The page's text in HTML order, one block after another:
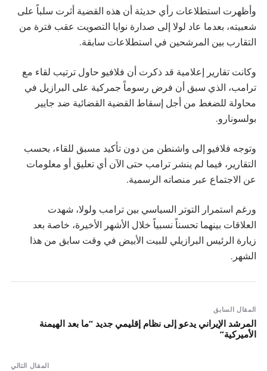
وأظهرت استطلاعات رأي حديثة أن هذه القضية أثرت سلباً على
شعبيته، بعدما عاد لولا إلى صدارة نوايا التصويت عقب فترة من
التقارب بين المرشحين في استطلاعات سابقة.
وكانت تقارير إعلامية قد ذكرت أن فلافيو حاول ترتيب لقاء مع
ترامب، الذي سبق أن فرض رسوماً جمركية على البرازيل في
محاولة للضغط من أجل إسقاط القضية القضائية ضد جايير
بولسونارو.
وتوجه فلافيو إلى واشنطن من دون تأكيد مسبق للقاء، بحسب
التقارير، فيما لم ينشر ترامب حتى الآن أي تعليق أو معلومات
عن الاجتماع عبر منصاته الرسمية.
ورغم استمرار التوتر السياسي بين ترامب ولولا، شهدت
العلاقات بينهما تحسناً نسبياً خلال الأشهر الأخيرة، خاصة بعد
زيارة الرئيس البرازيلي للبيت الأبيض في وقت سابق من هذا
الشهر.
المقال السابق
المرشد الإيراني يدعو إلى نظام إقليمي جديد “ما بعد الهيمنة
الأميركية”
المقال التالي